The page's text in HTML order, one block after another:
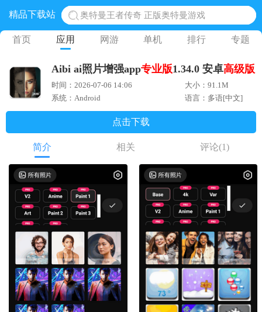
精品下载站
奥特曼王者传奇 正版奥特曼游戏
地铁跑酷体验服国际服 地铁跑酷体验服版本
黎明觉醒生机腾讯正版 黎明觉醒生机国际服
蛋仔派对下载 蛋仔派对体验服
首页 应用 网游 单机 排行 专题
Aibi ai照片增强app专业版1.34.0 安卓高级版
时间：2026-07-06 14:06
大小：91.1M
系统：Android
语言：多语[中文]
点击下载
简介 相关 评论(1)